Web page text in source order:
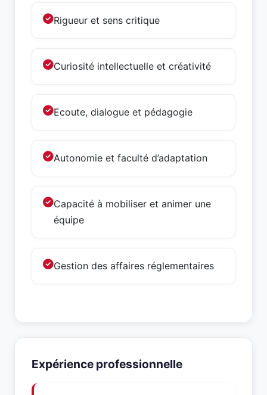
Rigueur et sens critique
Curiosité intellectuelle et créativité
Ecoute, dialogue et pédagogie
Autonomie et faculté d’adaptation
Capacité à mobiliser et animer une
équipe
Gestion des affaires réglementaires
Expérience professionnelle